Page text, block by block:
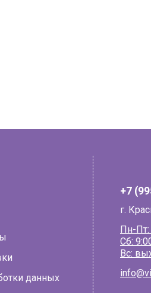
данных
+7
г.
Пн-Пт:
Сб:
Вс: